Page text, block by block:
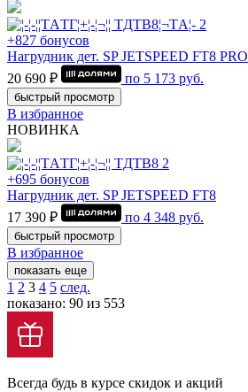
+827 бонусов
Нагрудник дет. SP JETSPEED FT8 PRO
20 690 ₽
по 5 173 руб.
быстрый просмотр
В избранное
НОВИНКА
+695 бонусов
Нагрудник дет. SP JETSPEED FT8
17 390 ₽
по 4 348 руб.
быстрый просмотр
В избранное
показать еще
1 2 3 4 5 след.
показано: 90 из 553
Всегда будь в курсе скидок и акций